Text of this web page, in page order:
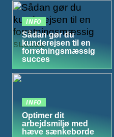
INFO
Sådan gør du
kunderejsen til en
forretningsmæssig
succes
INFO
Optimer dit
arbejdsmiljø med
hæve sænkeborde